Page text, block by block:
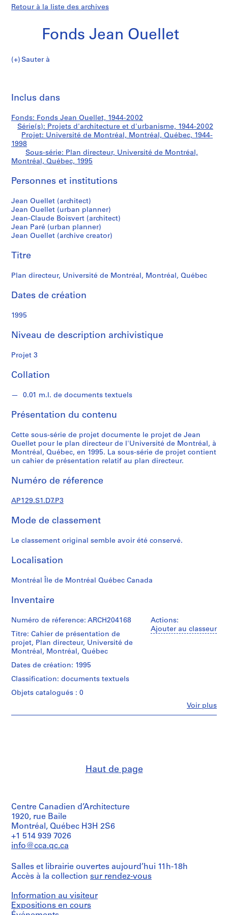
Retour à la liste des archives
Fonds Jean Ouellet
Sauter à
d
s
J
a
O
u
l
e
t
S
r
e
(
s
)
P
o
e
s
'
a
r
h
t
c
u
r
e
d
u
r
b
a
n
m
,
0
2
AP129.S1
P
o
j
t
:
directeur,
Université
de
Montréal,
Montréal,
Québec
Inclus dans
Fonds: Fonds Jean Ouellet, 1944-2002
Série(s): Projets d'architecture et d'urbanisme, 1944-2002
Projet: Université de Montréal, Montréal, Québec, 1944-
1998
Sous-série: Plan directeur, Université de Montréal,
Montréal, Québec, 1995
Personnes et institutions
Jean Ouellet (architect)
Jean Ouellet (urban planner)
Jean-Claude Boisvert (architect)
Jean Paré (urban planner)
Jean Ouellet (archive creator)
Titre
Plan directeur, Université de Montréal, Montréal, Québec
Dates de création
1995
Niveau de description archivistique
Projet 3
Collation
0.01 m.l. de documents textuels
Présentation du contenu
Cette sous-série de projet documente le projet de Jean
Ouellet pour le plan directeur de l'Université de Montréal, à
Montréal, Québec, en 1995. La sous-série de projet contient
un cahier de présentation relatif au plan directeur.
Numéro de réference
AP129.S1.D7.P3
Mode de classement
Le classement original semble avoir été conservé.
Localisation
Montréal Île de Montréal Québec Canada
Inventaire
Actions:
Ajouter au classeur
Voir plus
Numéro de réference: ARCH204168
Titre: Cahier de présentation de
projet, Plan directeur, Université de
Montréal, Montréal, Québec
Dates de création: 1995
Classification: documents textuels
Objets catalogués : 0
Paré
(author)
Jean
Ouellet
(archive
creator)
Quantité
/
d’objet:
1
File
Haut de page
Centre Canadien d’Architecture
1920, rue Baile
Montréal, Québec H3H 2S6
+1 514 939 7026
info@cca.qc.ca
Salles et librairie ouvertes aujourd’hui 11h-18h
Accès à la collection sur rendez-vous
Information au visiteur
Expositions en cours